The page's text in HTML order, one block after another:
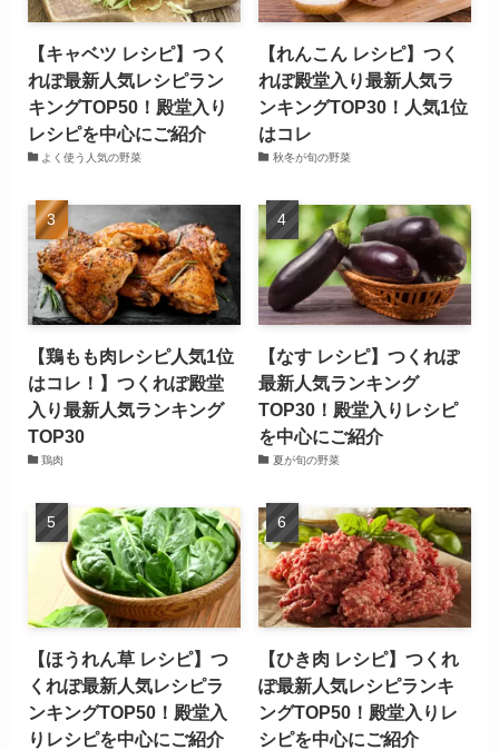
【キャベツ レシピ】つく
れぽ最新人気レシピラン
キングTOP50！殿堂入り
レシピを中心にご紹介
よく使う人気の野菜
【れんこん レシピ】つく
れぽ殿堂入り最新人気ラ
ンキングTOP30！人気1位
はコレ
秋冬が旬の野菜
【鶏もも肉レシピ人気1位
はコレ！】つくれぽ殿堂
入り最新人気ランキング
TOP30
鶏肉
【なす レシピ】つくれぽ
最新人気ランキング
TOP30！殿堂入りレシピ
を中心にご紹介
夏が旬の野菜
【ほうれん草 レシピ】つ
くれぽ最新人気レシピラ
ンキングTOP50！殿堂入
りレシピを中心にご紹介
【ひき肉 レシピ】つくれ
ぽ最新人気レシピランキ
ングTOP50！殿堂入りレ
シピを中心にご紹介